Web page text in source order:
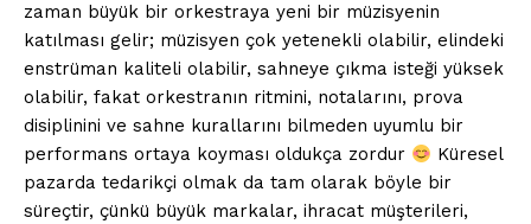
zaman büyük bir orkestraya yeni bir müzisyenin
katılması gelir; müzisyen çok yetenekli olabilir, elindeki
enstrüman kaliteli olabilir, sahneye çıkma isteği yüksek
olabilir, fakat orkestranın ritmini, notalarını, prova
disiplinini ve sahne kurallarını bilmeden uyumlu bir
performans ortaya koyması oldukça zordur
Küresel
pazarda tedarikçi olmak da tam olarak böyle bir
süreçtir, çünkü büyük markalar, ihracat müşterileri,